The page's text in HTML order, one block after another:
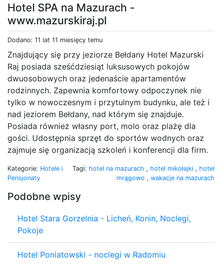
Hotel SPA na Mazurach -
www.mazurskiraj.pl
Dodano: 11 lat 11 miesięcy temu
Znajdujący się przy jeziorze Bełdany Hotel Mazurski
Raj posiada sześćdziesiąt luksusowych pokojów
dwuosobowych oraz jedenaście apartamentów
rodzinnych. Zapewnia komfortowy odpoczynek nie
tylko w nowoczesnym i przytulnym budynku, ale też i
nad jeziorem Bełdany, nad którym się znajduje.
Posiada również własny port, molo oraz plażę dla
gości. Udostępnia sprzęt do sportów wodnych oraz
zajmuje się organizacją szkoleń i konferencji dla firm.
Kategorie: Hotele i
Pensjonaty
Tagi: hotel na mazurach , hotel mikołajki , hotel
mrągowo , wakacje na mazurach
Podobne wpisy
Hotel Stara Gorzelnia - Licheń, Konin, Noclegi,
Pokoje
Hotel Poniatowski - noclegi w Radomiu